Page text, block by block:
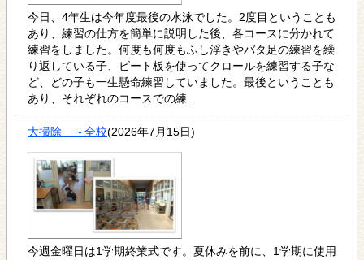
今日、4年生は今年度最後の水泳でした。2度目ということも
あり、練習の仕方を簡単に説明した後、各コースに分かれて
練習をしました。何度も何度もふし浮きやバタ足の練習を繰
り返している子、ビート板を使ってクロールを練習する子な
ど、どの子も一生懸命練習していました。最後ということも
あり、それぞれのコースでの練..
大掃除 ～全校(2026年7月15日)
今週金曜日は1学期終業式です。夏休みを前に、1学期に使用